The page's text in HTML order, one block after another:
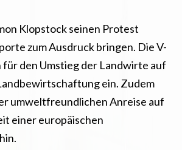
Klopstock seinen Protest
zum Ausdruck bringen. Die V-
für den Umstieg der Landwirte auf
ein. Zudem
umweltfreundlichen Anreise auf
einer europäischen